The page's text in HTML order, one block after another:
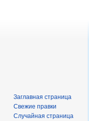
Заглавная страница
Свежие правки
Случайная страница